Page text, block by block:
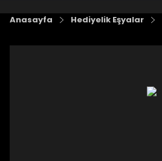
Anasayfa Hediyelik Eşyalar